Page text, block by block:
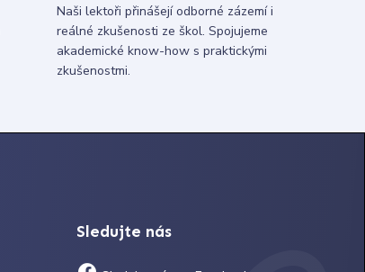
Naši lektoři přinášejí odborné zázemí i
reálné zkušenosti ze škol. Spojujeme
akademické know-how s praktickými
zkušenostmi.
Sledujte nás